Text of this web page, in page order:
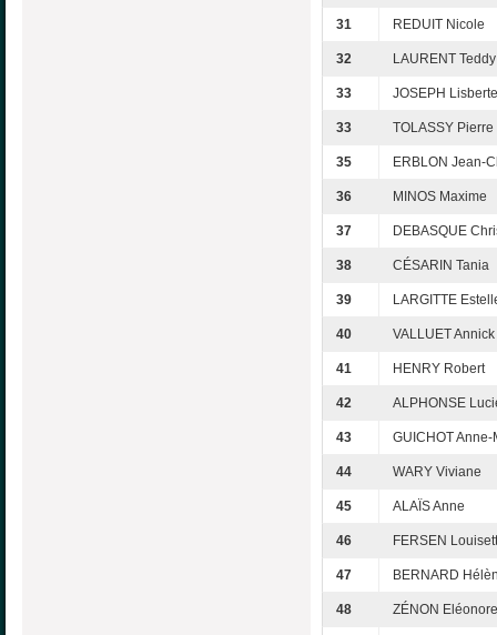
31 REDUIT Nicole
32 LAURENT Teddy
33 JOSEPH Lisberte
33 TOLASSY Pierre
35 ERBLON Jean-
36 MINOS Maxime
37 DEBASQUE
38 CÉSARIN Tania
39 LARGITTE
40 VALLUET Annick
41 HENRY Robert
42 ALPHONSE
43 GUICHOT Anne-
44 WARY Viviane
45 ALAÏS Anne
46 FERSEN
47 BERNARD
48 ZÉNON Eléonore